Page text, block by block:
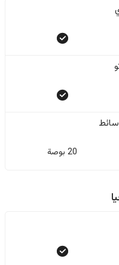
20 بوصة